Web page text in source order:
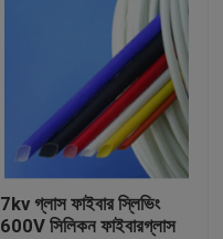
7kv গ্লাস ফাইবার স্লিভিং
600V সিলিকন ফাইবারগ্লাস